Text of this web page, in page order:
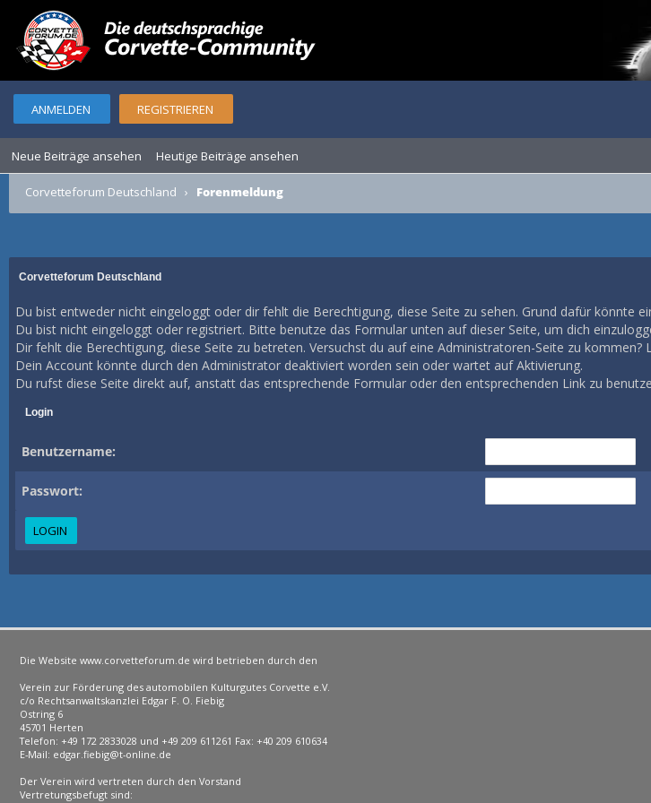
ANMELDEN REGISTRIEREN
Neue Beiträge ansehen Heutige Beiträge ansehen
Corvetteforum Deutschland › Forenmeldung
Corvetteforum Deutschland
Du bist entweder nicht eingeloggt oder dir fehlt die Berechtigung, diese Seite zu sehen. Grund dafür könnte
Du bist nicht eingeloggt oder registriert. Bitte benutze das Formular unten auf dieser Seite, um dich
Dir fehlt die Berechtigung, diese Seite zu betreten. Versuchst du auf eine Administratoren-Seite zu
Dein Account könnte durch den Administrator deaktiviert worden sein oder wartet auf Aktivierung.
Du rufst diese Seite direkt auf, anstatt das entsprechende Formular oder den entsprechenden Link zu
Login
Benutzername:
Passwort:
Die Website www.corvetteforum.de wird betrieben durch den
Verein zur Förderung des automobilen Kulturgutes Corvette e.V.
c/o Rechtsanwaltskanzlei Edgar F. O. Fiebig
Ostring 6
45701 Herten
Telefon: +49 172 2833028 und +49 209 611261 Fax: +40 209 610634
E-Mail: edgar.fiebig@t-online.de
Der Verein wird vertreten durch den Vorstand
Vertretungsbefugt sind: